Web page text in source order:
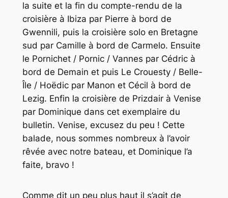
la suite et la fin du compte-rendu de la
croisière à Ibiza par Pierre à bord de
Gwennili, puis la croisière solo en Bretagne
sud par Camille à bord de Carmelo. Ensuite
le Pornichet / Pornic / Vannes par Cédric à
bord de Demain et puis Le Crouesty / Belle-
Île / Hoëdic par Manon et Cécil à bord de
Lezig. Enfin la croisière de Prizdairà Venise
par Dominique dans cet exemplaire du
bulletin. Venise, excusez du peu ! Cette
balade, nous sommes nombreux à l’avoir
rêvée avec notre bateau, et Dominique l’a
faite, bravo !
Comme dit un peu plus haut il s’agit de